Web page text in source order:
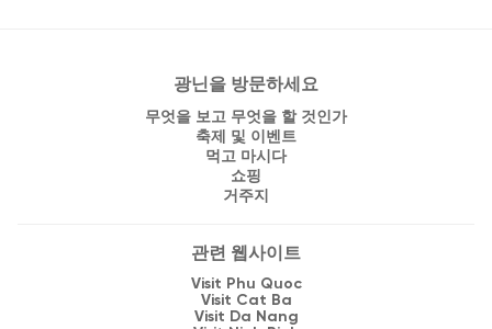
광닌을 방문하세요
무엇을 보고 무엇을 할 것인가
축제 및 이벤트
먹고 마시다
쇼핑
거주지
관련 웹사이트
Visit Phu Quoc
Visit Cat Ba
Visit Da Nang